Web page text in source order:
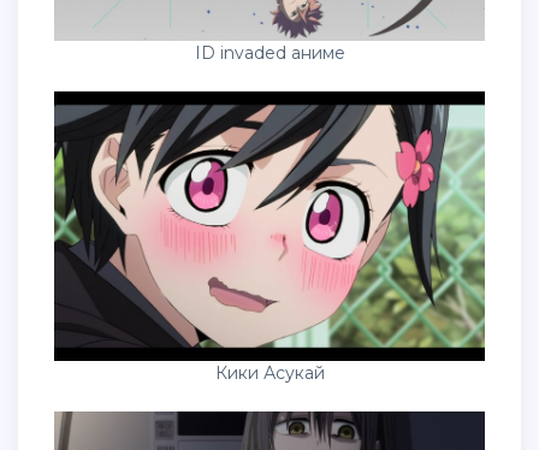
ID invaded аниме
Кики Асукай